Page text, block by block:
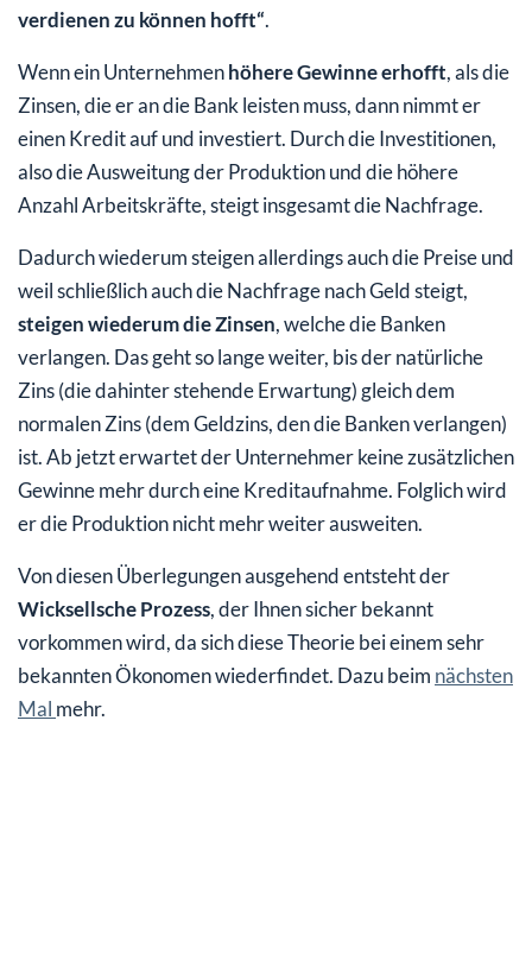
verdienen zu können hofft“.
Wenn ein Unternehmenhöhere Gewinne erhofft, als die
Zinsen, die er an die Bank leisten muss, dann nimmt er
einen Kredit auf und investiert. Durch die Investitionen,
also die Ausweitung der Produktion und die höhere
Anzahl Arbeitskräfte, steigt insgesamt die Nachfrage.
Dadurch wiederum steigen allerdings auch die Preise und
weil schließlich auch die Nachfrage nach Geld steigt,
steigen wiederum die Zinsen, welche die Banken
verlangen. Das geht so lange weiter, bis der natürliche
Zins (die dahinter stehende Erwartung) gleich dem
normalen Zins (dem Geldzins, den die Banken verlangen)
ist. Ab jetzt erwartet der Unternehmer keine zusätzlichen
Gewinne mehr durch eine Kreditaufnahme. Folglich wird
er die Produktion nicht mehr weiter ausweiten.
Von diesen Überlegungen ausgehend entsteht der
Wicksellsche Prozess, der Ihnen sicher bekannt
vorkommen wird, da sich diese Theorie bei einem sehr
bekannten Ökonomen wiederfindet. Dazu beim nächsten
Mal mehr.